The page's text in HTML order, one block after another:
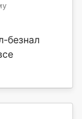
безнал